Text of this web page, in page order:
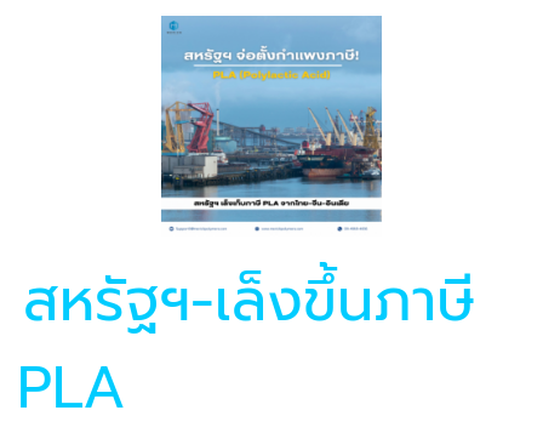
สหรัฐฯ-เล็งขึ้นภาษี
PLA